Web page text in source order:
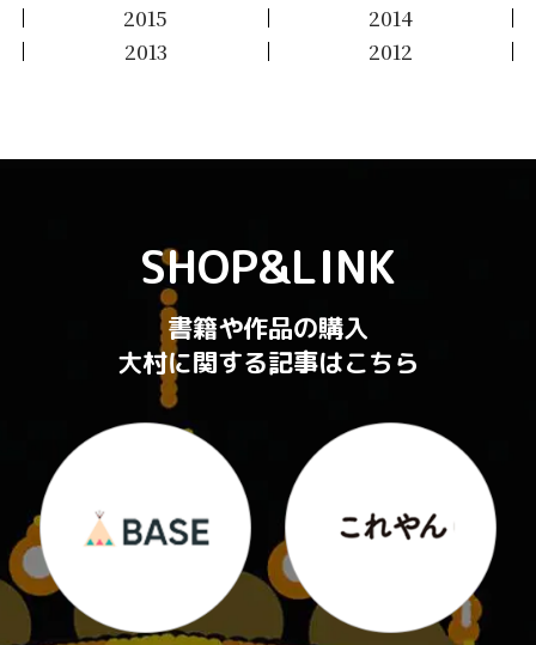
2015
2014
2013
2012
SHOP&LINK
書籍や作品の購入
大村に関する記事はこちら